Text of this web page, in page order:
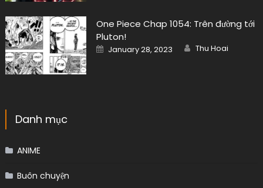
One Piece Chap 1054: Trên đường tới
Pluton!
Posted
on
January 28, 2023 Author
Thu Hoai
Danh mục
ANIME
Buôn chuyện